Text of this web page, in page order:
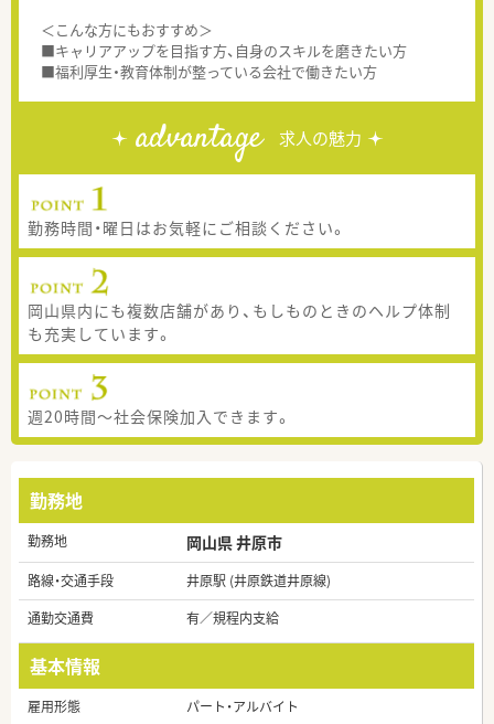
＜こんな方にもおすすめ＞
■キャリアアップを目指す方、自身のスキルを磨きたい方
■福利厚生・教育体制が整っている会社で働きたい方
advantage 求人の魅力
勤務時間・曜日はお気軽にご相談ください。
岡山県内にも複数店舗があり、もしものときのヘルプ体制
も充実しています。
週20時間～社会保険加入できます。
勤務地
勤務地 岡山県 井原市
路線・交通手段
井原駅 (井原鉄道井原線)
通勤交通費
有／規程内支給
基本情報
雇用形態
パート・アルバイト